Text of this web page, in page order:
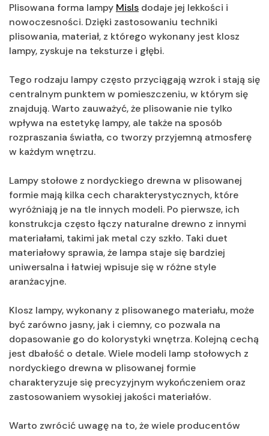
Plisowana forma lampy Misls dodaje jej lekkości i
nowoczesności. Dzięki zastosowaniu techniki
plisowania, materiał, z którego wykonany jest klosz
lampy, zyskuje na teksturze i głębi.
Tego rodzaju lampy często przyciągają wzrok i stają się
centralnym punktem w pomieszczeniu, w którym się
znajdują. Warto zauważyć, że plisowanie nie tylko
wpływa na estetykę lampy, ale także na sposób
rozpraszania światła, co tworzy przyjemną atmosferę
w każdym wnętrzu.
Lampy stołowe z nordyckiego drewna w plisowanej
formie mają kilka cech charakterystycznych, które
wyróżniają je na tle innych modeli. Po pierwsze, ich
konstrukcja często łączy naturalne drewno z innymi
materiałami, takimi jak metal czy szkło. Taki duet
materiałowy sprawia, że lampa staje się bardziej
uniwersalna i łatwiej wpisuje się w różne style
aranżacyjne.
Klosz lampy, wykonany z plisowanego materiału, może
być zarówno jasny, jak i ciemny, co pozwala na
dopasowanie go do kolorystyki wnętrza. Kolejną cechą
jest dbałość o detale. Wiele modeli lamp stołowych z
nordyckiego drewna w plisowanej formie
charakteryzuje się precyzyjnym wykończeniem oraz
zastosowaniem wysokiej jakości materiałów.
Warto zwrócić uwagę na to, że wiele producentów